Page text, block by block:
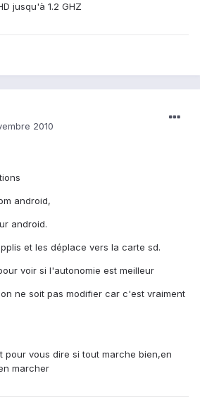
jusqu'à 1.2 GHZ
2010
android,
android.
et les déplace vers la carte sd.
voir si l'autonomie est meilleur
ne soit pas modifier car c'est vraiment
pour vous dire si tout marche bien,en
marcher